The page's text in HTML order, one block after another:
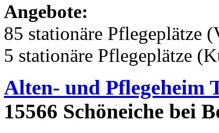
Angebote:
85 stationäre Pflegeplätze
5 stationäre Pflegeplätze
Alten- und Pflegeheim
15566 Schöneiche bei